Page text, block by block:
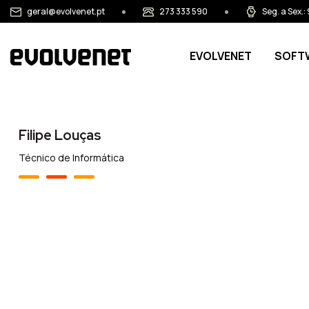
Passar para o conteúdo principal
geral@evolvenet.pt 273 333 590 Seg. a
EVOLVENET
Filipe Louças
Técnico de Informática